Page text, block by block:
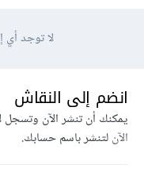
لا توجد أي
انضم إلى النقاش
يمكنك أن تنشر الآن وتسجل
الآنلتنشر باسم حسابك.